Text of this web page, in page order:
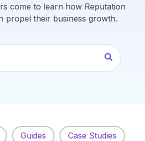
come to learn how Reputation
propel their business growth.
de recherche auquel est
Guides Case Studies